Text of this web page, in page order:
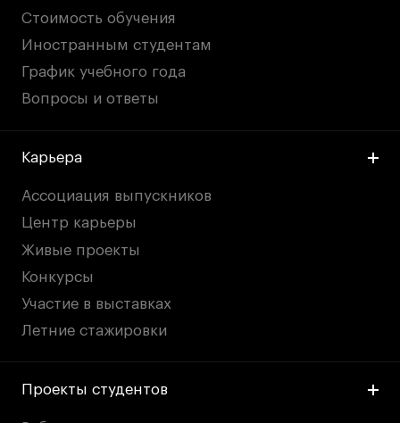
Стоимость обучения
Иностранным студентам
График учебного года
Вопросы и ответы
Карьера
Ассоциация выпускников
Центр карьеры
Живые проекты
Конкурсы
Участие в выставках
Летние стажировки
Проекты студентов